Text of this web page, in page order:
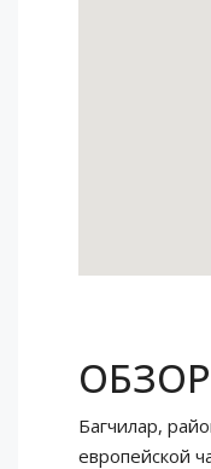
ОБЗОР
Багчилар,
европейской